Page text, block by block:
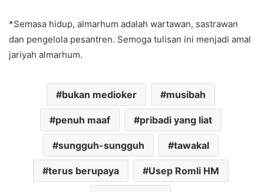
*Semasa hidup, almarhum adalah wartawan, sastrawan
dan pengelola pesantren. Semoga tulisan ini menjadi amal
jariyah almarhum.
bukan medioker musibah
penuh maaf pribadi yang liat
sungguh-sungguh tawakal
terus berupaya Usep Romli HM